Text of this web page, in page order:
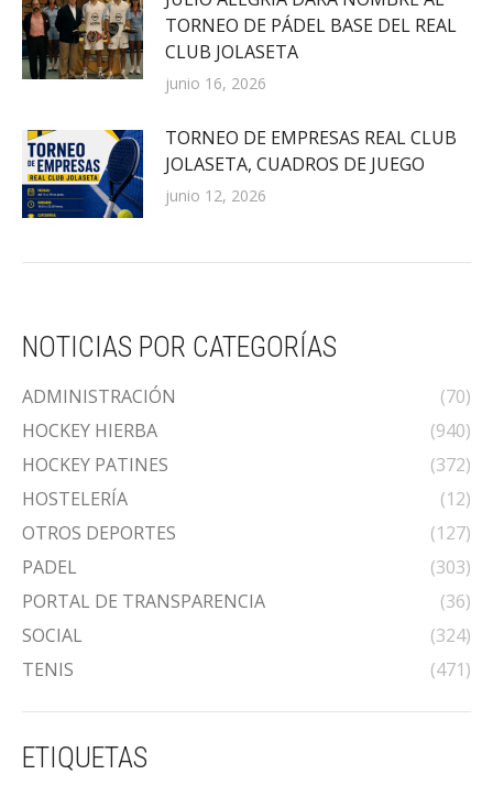
TORNEO DE PÁDEL BASE DEL REAL
CLUB JOLASETA
junio 16, 2026
TORNEO DE EMPRESAS REAL CLUB
JOLASETA, CUADROS DE JUEGO
junio 12, 2026
NOTICIAS POR CATEGORÍAS
ADMINISTRACIÓN
(70)
HOCKEY HIERBA
(940)
HOCKEY PATINES
(372)
HOSTELERÍA
(12)
OTROS DEPORTES
(127)
PADEL
(303)
PORTAL DE TRANSPARENCIA
(36)
SOCIAL
(324)
TENIS
(471)
ETIQUETAS